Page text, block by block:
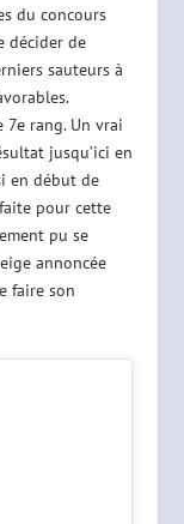
du concours
décider de
sauteurs à
7e rang. Un vrai
jusqu’ici en
en début de
pour cette
pu se
annoncée
faire son